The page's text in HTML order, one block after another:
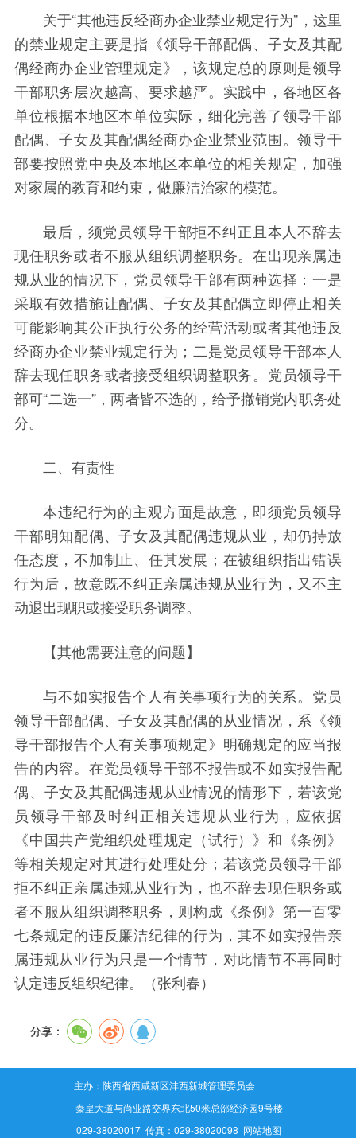
关于“其他违反经商办企业禁业规定行为”，这里
的禁业规定主要是指《领导干部配偶、子女及其配
偶经商办企业管理规定》，该规定总的原则是领导
干部职务层次越高、要求越严。实践中，各地区各
单位根据本地区本单位实际，细化完善了领导干部
配偶、子女及其配偶经商办企业禁业范围。领导干
部要按照党中央及本地区本单位的相关规定，加强
对家属的教育和约束，做廉洁治家的模范。
最后，须党员领导干部拒不纠正且本人不辞去
现任职务或者不服从组织调整职务。在出现亲属违
规从业的情况下，党员领导干部有两种选择：一是
采取有效措施让配偶、子女及其配偶立即停止相关
可能影响其公正执行公务的经营活动或者其他违反
经商办企业禁业规定行为；二是党员领导干部本人
辞去现任职务或者接受组织调整职务。党员领导干
部可“二选一”，两者皆不选的，给予撤销党内职务处
分。
二、有责性
本违纪行为的主观方面是故意，即须党员领导
干部明知配偶、子女及其配偶违规从业，却仍持放
任态度，不加制止、任其发展；在被组织指出错误
行为后，故意既不纠正亲属违规从业行为，又不主
动退出现职或接受职务调整。
【其他需要注意的问题】
与不如实报告个人有关事项行为的关系。党员
领导干部配偶、子女及其配偶的从业情况，系《领
导干部报告个人有关事项规定》明确规定的应当报
告的内容。在党员领导干部不报告或不如实报告配
偶、子女及其配偶违规从业情况的情形下，若该党
员领导干部及时纠正相关违规从业行为，应依据
《中国共产党组织处理规定（试行）》和《条例》
等相关规定对其进行处理处分；若该党员领导干部
拒不纠正亲属违规从业行为，也不辞去现任职务或
者不服从组织调整职务，则构成《条例》第一百零
七条规定的违反廉洁纪律的行为，其不如实报告亲
属违规从业行为只是一个情节，对此情节不再同时
认定违反组织纪律。（张利春）
分享：
主办：陕西省西咸新区沣西新城管理委员会
地址：秦皇大道与尚业路交界东北50米总部经济园9号楼
电话：029-38020017 传真：029-38020098 网站地图